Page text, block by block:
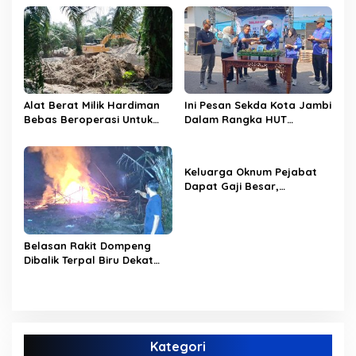
Limbur Lubuk Mengkuang
Kembali Beroperasi
PERUMDAM
Alat Berat Milik Hardiman
Bebas Beroperasi Untuk
Dusun Lembah Kuamang
Ini Pesan Sekda Kota Jambi
Dalam Rangka HUT
Belasan Rakit Dompeng
Dibalik Terpal Biru Dekat
Keluarga Oknum Pejabat
Dapat Gaji Besar,
Kategori